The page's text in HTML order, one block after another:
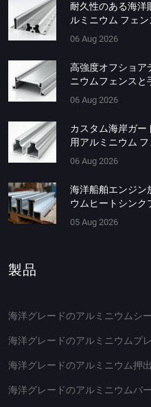
耐久性のある海洋
ルミニウム フェ
06 Aug 2026
高強度オフショア
ニウムフェンスと
06 Aug 2026
カスタム海岸ガー
用アルミニウム
06 Aug 2026
海洋船舶エンジン
ウムヒートシンク
05 Aug 2026
製品
海洋グレードのアルミニウムシ
海洋グレードのアルミニウムプ
海洋グレードのアルミニウム押出
海洋グレードのアルミニウムバー